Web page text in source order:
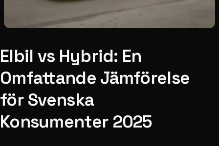
Elbil vs Hybrid: En
Omfattande Jämförelse
för Svenska
Konsumenter 2025